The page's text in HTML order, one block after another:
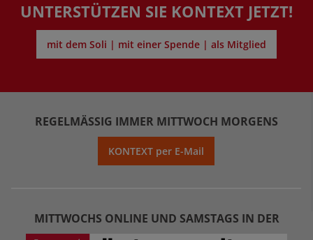
UNTERSTÜTZEN SIE KONTEXT JETZT!
mit dem Soli | mit einer Spende | als Mitglied
REGELMÄSSIG IMMER MITTWOCH MORGENS
KONTEXT per E-Mail
MITTWOCHS ONLINE UND SAMSTAGS IN DER